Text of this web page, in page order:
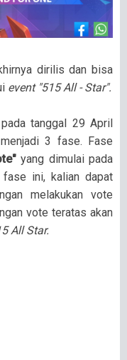
dirilis dan bisa
event "515 All - Star".
tanggal 29 April
3 fase. Fase
yang dimulai pada
ini, kalian dapat
melakukan vote
vote teratas akan
All Star.